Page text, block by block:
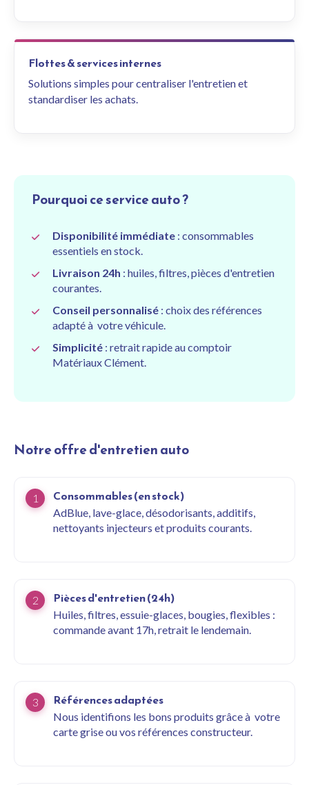
Flottes & services internes
Solutions simples pour centraliser l'entretien et
standardiser les achats.
Pourquoi ce service auto ?
Disponibilité immédiate : consommables
essentiels en stock.
Livraison 24h : huiles, filtres, pièces d'entretien
courantes.
Conseil personnalisé : choix des références
adapté à votre véhicule.
Simplicité : retrait rapide au comptoir
Matériaux Clément.
Notre offre d'entretien auto
Consommables (en stock)
AdBlue, lave-glace, désodorisants, additifs,
nettoyants injecteurs et produits courants.
Pièces d'entretien (24h)
Huiles, filtres, essuie-glaces, bougies, flexibles :
commande avant 17h, retrait le lendemain.
Références adaptées
Nous identifions les bons produits grâce à votre
carte grise ou vos références constructeur.